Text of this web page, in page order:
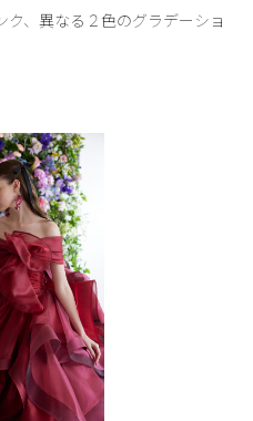
ク、異なる２色のグラデーショ